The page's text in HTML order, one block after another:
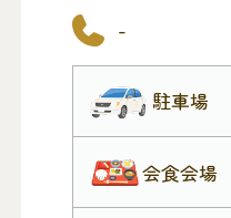
-
駐車場
会食会場